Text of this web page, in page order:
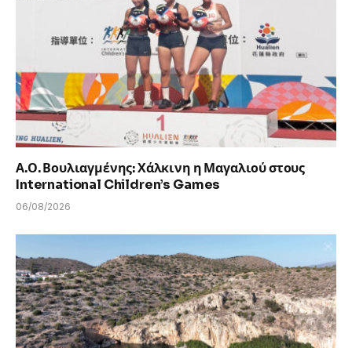
Α.Ο. Βουλιαγμένης: Χάλκινη η Μαγαλιού στους
International Children’s Games
06/08/2026